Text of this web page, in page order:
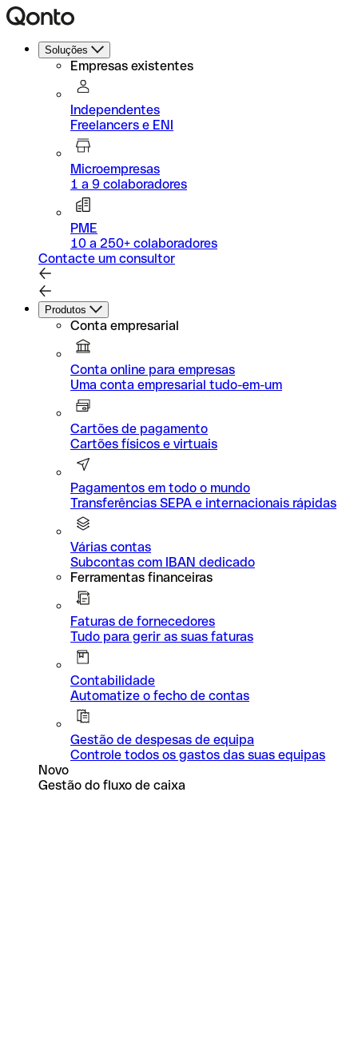
Soluções
Empresas existentes
Independentes
Freelancers e ENI
Microempresas
1 a 9 colaboradores
PME
10 a 250+ colaboradores
Contacte um consultor
Produtos
Conta empresarial
Conta online para empresas
Uma conta empresarial tudo-em-um
Cartões de pagamento
Cartões físicos e virtuais
Pagamentos em todo o mundo
Transferências SEPA e internacionais rápidas
Várias contas
Subcontas com IBAN dedicado
Ferramentas financeiras
Faturas de fornecedores
Tudo para gerir as suas faturas
Contabilidade
Automatize o fecho de contas
Gestão de despesas de equipa
Controle todos os gastos das suas equipas
Novo
Gestão do fluxo de caixa